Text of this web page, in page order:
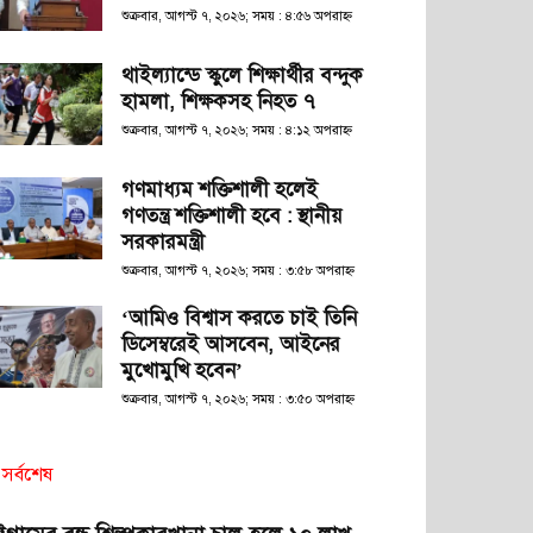
শুক্রবার, আগস্ট ৭, ২০২৬; সময় : ৪:৫৬ অপরাহ্ণ
থাইল্যান্ডে স্কুলে শিক্ষার্থীর বন্দুক
হামলা, শিক্ষকসহ নিহত ৭
শুক্রবার, আগস্ট ৭, ২০২৬; সময় : ৪:১২ অপরাহ্ণ
গণমাধ্যম শক্তিশালী হলেই
গণতন্ত্র শক্তিশালী হবে : স্থানীয়
সরকারমন্ত্রী
শুক্রবার, আগস্ট ৭, ২০২৬; সময় : ৩:৫৮ অপরাহ্ণ
‘আমিও বিশ্বাস করতে চাই তিনি
ডিসেম্বরেই আসবেন, আইনের
মুখোমুখি হবেন’
শুক্রবার, আগস্ট ৭, ২০২৬; সময় : ৩:৫০ অপরাহ্ণ
সর্বশেষ